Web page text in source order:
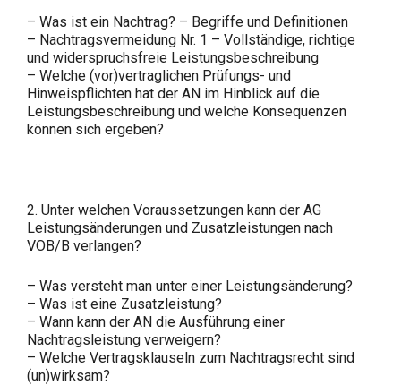
– Was ist ein Nachtrag? – Begriffe und Definitionen
– Nachtragsvermeidung Nr. 1 – Vollständige, richtige
und widerspruchsfreie Leistungsbeschreibung
– Welche (vor)vertraglichen Prüfungs- und
Hinweispflichten hat der AN im Hinblick auf die
Leistungsbeschreibung und welche Konsequenzen
können sich ergeben?
2. Unter welchen Voraussetzungen kann der AG
Leistungsänderungen und Zusatzleistungen nach
VOB/B verlangen?
– Was versteht man unter einer Leistungsänderung?
– Was ist eine Zusatzleistung?
– Wann kann der AN die Ausführung einer
Nachtragsleistung verweigern?
– Welche Vertragsklauseln zum Nachtragsrecht sind
(un)wirksam?